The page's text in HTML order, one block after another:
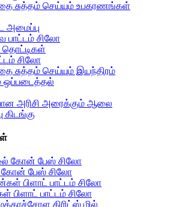
சுத்தம் செய்யும் உபகரணங்கள்
அமைப்பு
பாட்டம் சிலோ
சிலோ
சுத்தம் செய்யும் இயந்திரம்
ஒப்படைத்தல்
அரிசி அரைக்கும் ஆலை
கிடங்கு
கோன் பேஸ் சிலோ
பிளாட் பாட்டம் சிலோ